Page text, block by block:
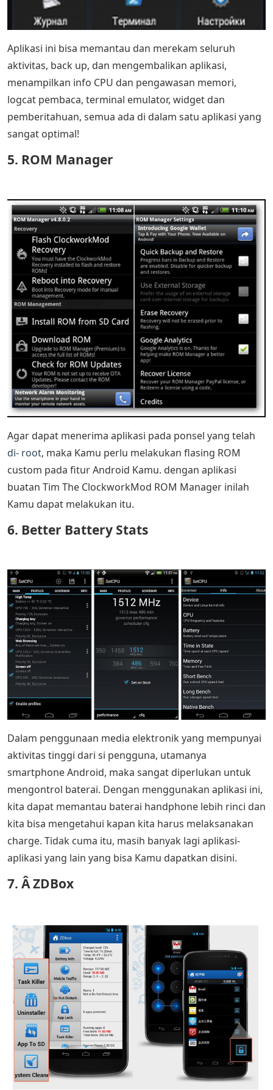
Aplikasi ini bisa memantau dan merekam seluruh
aktivitas, back up, dan mengembalikan aplikasi,
menampilkan info CPU dan pengawasan memori,
logcat pembaca, terminal emulator, widget dan
pemberitahuan, semua ada di dalam satu aplikasi yang
sangat optimal!
5. ROM Manager
Agar dapat menerima aplikasi pada ponsel yang telah
di- root, maka Kamu perlu melakukan flasing ROM
custom pada fitur Android Kamu. dengan aplikasi
buatan Tim The ClockworkMod ROM Manager inilah
Kamu dapat melakukan itu.
6. Better Battery Stats
Dalam penggunaan media elektronik yang mempunyai
aktivitas tinggi dari si pengguna, utamanya
smartphone Android, maka sangat diperlukan untuk
mengontrol baterai. Dengan menggunakan aplikasi ini,
kita dapat memantau baterai handphone lebih rinci dan
kita bisa mengetahui kapan kita harus melaksanakan
charge. Tidak cuma itu, masih banyak lagi aplikasi-
aplikasi yang lain yang bisa Kamu dapatkan disini.
7. Â ZDBox